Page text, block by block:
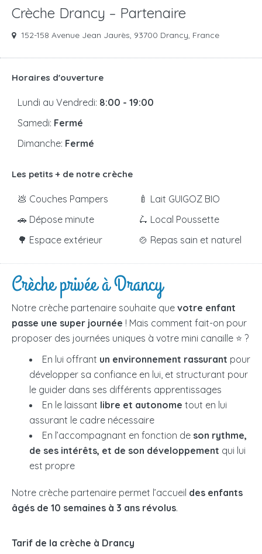
Crèche Drancy – Partenaire
152-158 Avenue Jean Jaurès, 93700 Drancy, France
Horaires d'ouverture
Lundi au Vendredi: 8:00 - 19:00
Samedi: Fermé
Dimanche: Fermé
Les petits + de notre crèche
💩 Couches Pampers
🚗 Dépose minute
🌳 Espace extérieur
🍼 Lait GUIGOZ BIO
🛴 Local Poussette
🍲 Repas sain et naturel
Crèche privée à Drancy
Notre crèche partenaire souhaite que votre enfant
passe une super journée ! Mais comment fait-on pour
proposer des journées uniques à votre mini canaille ⭐ ?
En lui offrant un environnement rassurant pour
développer sa confiance en lui, et structurant pour
le guider dans ses différents apprentissages
En le laissant libre et autonome tout en lui
assurant le cadre nécessaire
En l’accompagnant en fonction de son rythme,
de ses intérêts, et de son développement qui lui
est propre
Notre crèche partenaire permet l’accueil des enfants
âgés de 10 semaines à 3 ans révolus.
Tarif de la crèche à Drancy